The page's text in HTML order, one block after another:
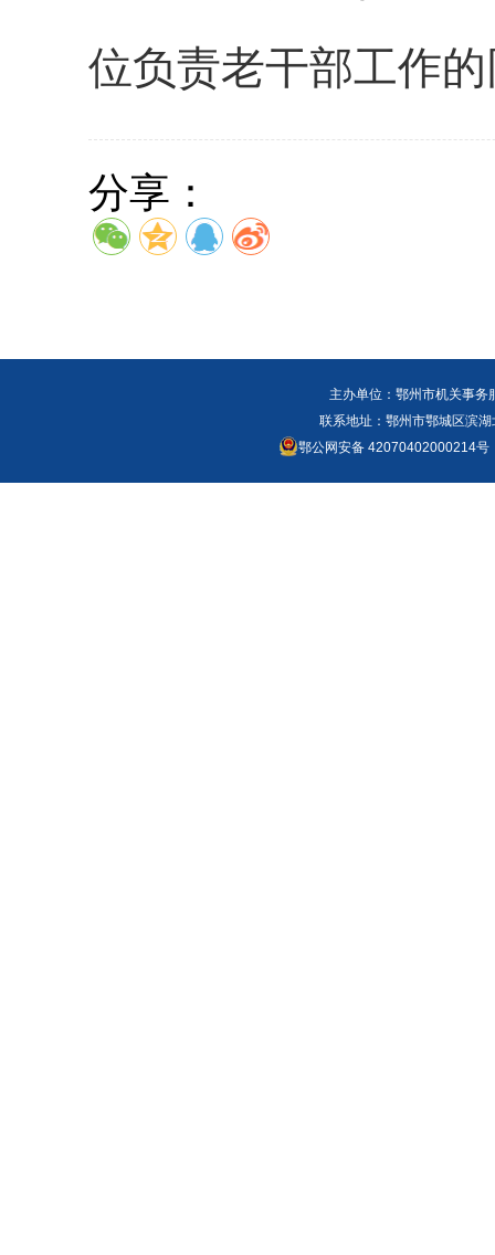
位负责老干部工作
分享：
主办单位：鄂州市机关事
联系地址：鄂州市鄂城区滨
鄂公网安备 42070402000214号